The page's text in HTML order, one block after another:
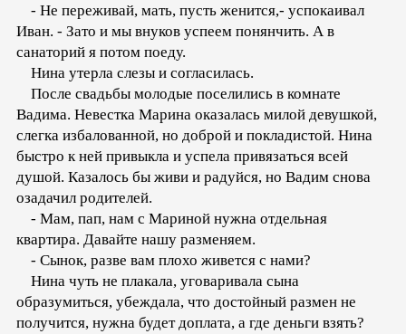
- Не переживай, мать, пусть женится,- успокаивал
Иван. - Зато и мы внуков успеем понянчить. А в
санаторий я потом поеду.
Нина утерла слезы и согласилась.
После свадьбы молодые поселились в комнате
Вадима. Невестка Марина оказалась милой девушкой,
слегка избалованной, но доброй и покладистой. Нина
быстро к ней привыкла и успела привязаться всей
душой. Казалось бы живи и радуйся, но Вадим снова
озадачил родителей.
- Мам, пап, нам с Мариной нужна отдельная
квартира. Давайте нашу разменяем.
- Сынок, разве вам плохо живется с нами?
Нина чуть не плакала, уговаривала сына
образумиться, убеждала, что достойный размен не
получится, нужна будет доплата, а где деньги взять?